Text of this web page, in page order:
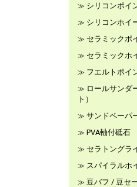
シリコンポイ
シリコンホイ
セラミックポ
セラミックホ
フエルトポイ
ロールサンダ
ト）
サンドペーパ
PVA軸付砥石
セラトングラ
スパイラルホ
豆バフ / 豆セ